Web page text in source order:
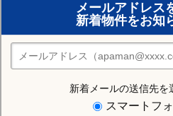
メールアドレス
新着物件をお知
新着メールの送信先を
スマートフ
おまかせ物件リクエスト
住みたい街の店舗を探す
店舗検索
住む街研究所で塩竈市の情報